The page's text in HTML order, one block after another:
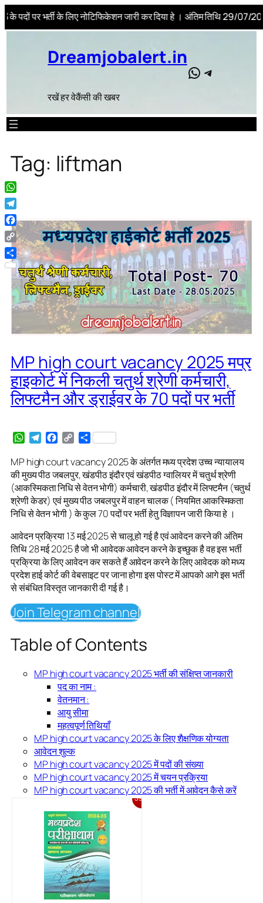
पर भर्ती के लिए नोटिफिकेशन जारी कर दिया हे । अंतिम तिथि 29/07/2026
Skip
Dreamjobalert.in
रखें हर वेकैंसी की खबर
WhatsApp
Telegram
Tag: liftman
MP high court vacancy 2025 मप्र
हाइकोर्ट में निकली चतुर्थ श्रेणी कर्मचारी,
लिफ्टमैन और ड्राईवर के 70 पदों पर भर्ती
WhatsApp
TelegramFacebook
CopyShare
MP high court vacancy 2025 के अंतर्गत मध्य प्रदेश उच्च न्यायालय
की मुख्य पीठ जबलपुर, खंडपीठ इंदौर एवं खंडपीठ ग्वालियर में चतुर्थ श्रेणी
(आकस्मिकता निधि से वेतन भोगी) कर्मचारी, खंडपीठ इंदौर में लिफ्टमैन (चतुर्थ
श्रेणी केडर) एवं मुख्य पीठ जबलपुर में वाहन चालक ( नियमित आकस्मिकता
निधि से वेतन भोगी ) के कुल 70 पदों पर भर्ती हेतु विज्ञापन जारी किया हे ।
आवेदन प्रक्रिया 13 मई 2025 से चालू हो गई है एवं आवेदन करने की अंतिम
तिथि 28 मई 2025 है जो भी आवेदक आवेदन करने के इच्छुक है वह इस भर्ती
प्रक्रिया के लिए आवेदन कर सकते हैं आवेदन करने के लिए आवेदक को मध्य
प्रदेश हाई कोर्ट की वेबसाइट पर जाना होगा इस पोस्ट में आपको आगे इस भर्ती
से संबंधित विस्तृत जानकारी दी गई है।
Join Telegram channel
Table of Contents
MP high court vacancy 2025 भर्ती की संक्षिप्त जानकारी
पद का नाम :
वेतनमान :
आयु सीमा
महत्वपूर्ण तिथियाँ
MP high court vacancy 2025 के लिए शैक्षणिक योग्यता
आवेदन शुल्क
MP high court vacancy 2025 में पदों की संख्या
MP high court vacancy 2025 में चयन प्रक्रिया
MP high court vacancy 2025 की भर्ती में आवेदन कैसे करें
39%
WhatsApp
Telegram
Facebook
Copy
Link
Share